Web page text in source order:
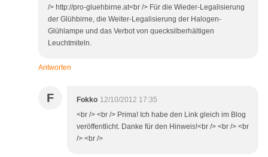
/> http://pro-gluehbirne.at<br /> Für die Wieder-Legalisierung
der Glühbirne, die Weiter-Legalisierung der Halogen-
Glühlampe und das Verbot von quecksilberhältigen
Leuchtmiteln.
Antworten
F Fokko 12/10/2012 17:35
<br /> <br /> Prima! Ich habe den Link gleich im Blog
veröffentlicht. Danke für den Hinweis!<br /> <br /> <br
/> <br />